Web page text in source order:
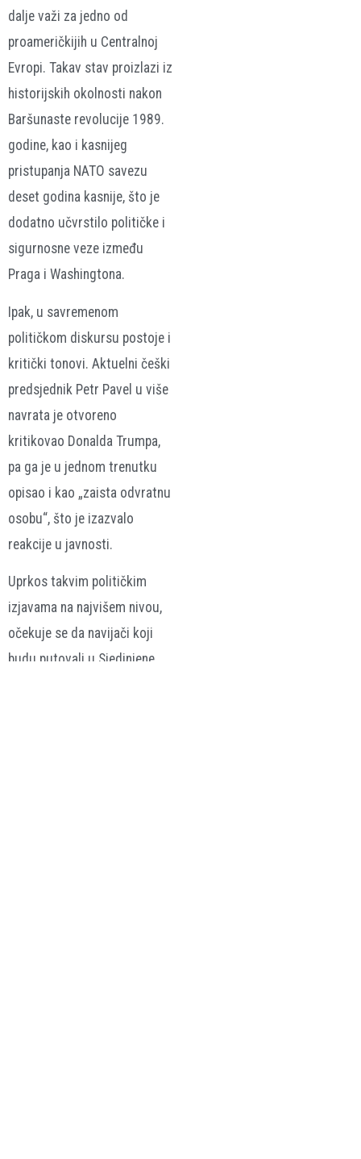
dalje važi za jedno od
proameričkijih u Centralnoj
Evropi. Takav stav proizlazi iz
historijskih okolnosti nakon
Baršunaste revolucije 1989.
godine, kao i kasnijeg
pristupanja NATO savezu
deset godina kasnije, što je
dodatno učvrstilo političke i
sigurnosne veze između
Praga i Washingtona.
Ipak, u savremenom
političkom diskursu postoje i
kritički tonovi. Aktuelni češki
predsjednik Petr Pavel u više
navrata je otvoreno
kritikovao Donalda Trumpa,
pa ga je u jednom trenutku
opisao i kao „zaista odvratnu
osobu“, što je izazvalo
reakcije u javnosti.
Uprkos takvim političkim
izjavama na najvišem nivou,
očekuje se da navijači koji
budu putovali u Sjedinjene